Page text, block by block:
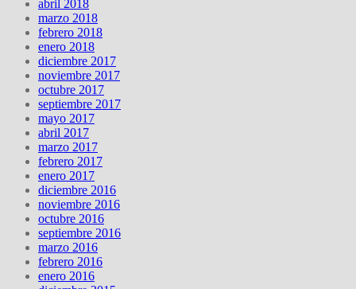
abril 2018
marzo 2018
febrero 2018
enero 2018
diciembre 2017
noviembre 2017
octubre 2017
septiembre 2017
mayo 2017
abril 2017
marzo 2017
febrero 2017
enero 2017
diciembre 2016
noviembre 2016
octubre 2016
septiembre 2016
marzo 2016
febrero 2016
enero 2016